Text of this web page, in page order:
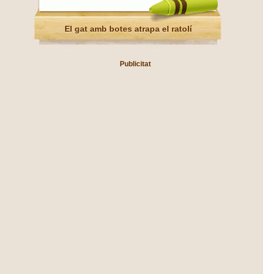
El gat amb botes atrapa el ratolí
Publicitat